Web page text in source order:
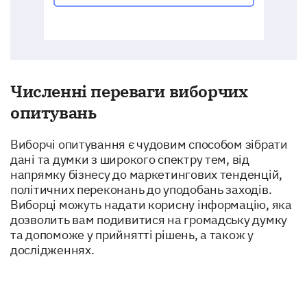
Social Media
Provide your level of agreement with the
following statements:
I find the email communications informative: Yes, No,
I would like more in-depth updates: Yes, No, Uncertain
Численні переваги виборчих
опитувань
Виборчі опитування є чудовим способом зібрати
дані та думки з широкого спектру тем, від
напрямку бізнесу до маркетингових тенденцій,
політичних переконань до уподобань заходів.
Виборці можуть надати корисну інформацію, яка
дозволить вам подивитися на громадську думку
та допоможе у прийнятті рішень, а також у
дослідженнях.